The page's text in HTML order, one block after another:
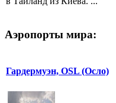
Аэропорты мира:
Гардермуэн, OSL (Осло)